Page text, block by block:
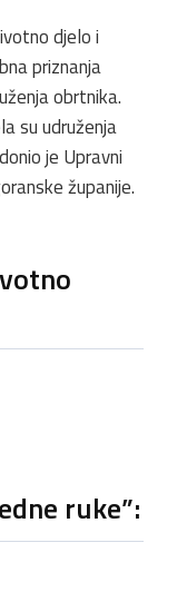
djelo i
priznanja
obrtnika.
su udruženja
je Upravni
županije.
ruke”: